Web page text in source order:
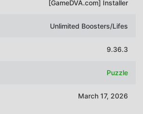
[GameDVA.com] Installer
Unlimited Boosters/Lifes
9.36.3
Puzzle
March 17, 2026